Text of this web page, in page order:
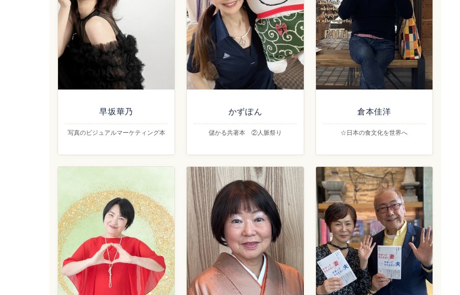
早坂華乃
写真のビジュアルマーケティング本
かずぽん
儲かる共著本 ②人脈祭り
倉本佳洋
☆日本の食文化を世界へ